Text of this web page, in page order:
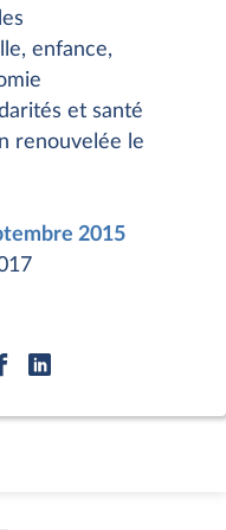
enfance,
et santé
renouvelée le
2015